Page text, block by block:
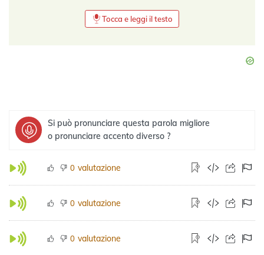
Tocca e leggi il testo
Si può pronunciare questa parola migliore
o pronunciare accento diverso ?
0 valutazione
0 valutazione
0 valutazione